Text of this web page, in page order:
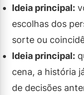
Ideia principal:
escolhas dos
sorte ou
Ideia principal:
cena, a história
de decisões